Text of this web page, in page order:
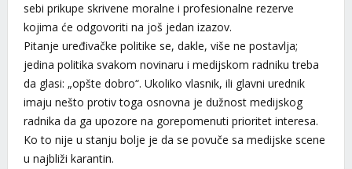
sebi prikupe skrivene moralne i profesionalne rezerve
kojima će odgovoriti na još jedan izazov.
Pitanje uređivačke politike se, dakle, više ne postavlja;
jedina politika svakom novinaru i medijskom radniku treba
da glasi: „opšte dobro“. Ukoliko vlasnik, ili glavni urednik
imaju nešto protiv toga osnovna je dužnost medijskog
radnika da ga upozore na gorepomenuti prioritet interesa.
Ko to nije u stanju bolje je da se povuče sa medijske scene
u najbliži karantin.